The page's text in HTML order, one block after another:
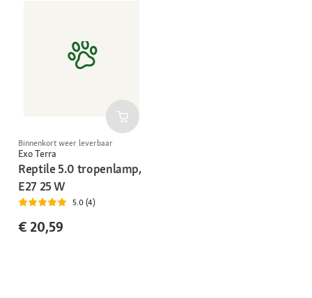
Binnenkort weer leverbaar
Exo Terra
Reptile 5.0 tropenlamp,
E27 25 W
5.0 (4)
€ 20,59